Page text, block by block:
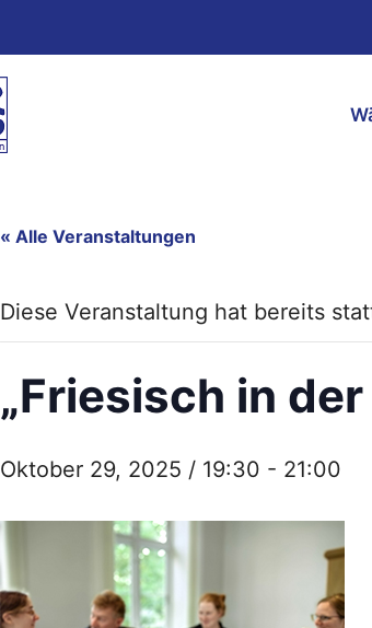
« Alle Veranstaltungen
Diese Veranstaltung hat bereits
„Friesisch in
Oktober 29, 2025 / 19:30 - 21:00